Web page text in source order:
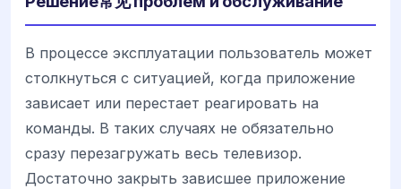
В процессе эксплуатации пользователь может
столкнуться с ситуацией, когда приложение
зависает или перестает реагировать на
команды. В таких случаях не обязательно
сразу перезагружать весь телевизор.
Достаточно закрыть зависшее приложение